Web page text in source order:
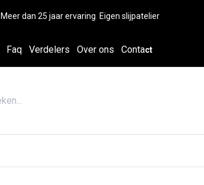
Meer dan 25 jaar ervaring Eigen slijpatelier
Faq Verdelers Over ons Contact